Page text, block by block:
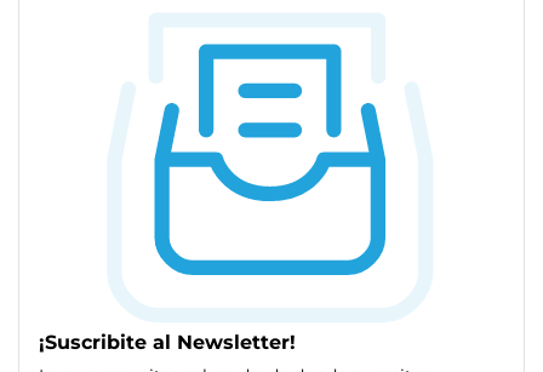
¡Suscribite al Newsletter!